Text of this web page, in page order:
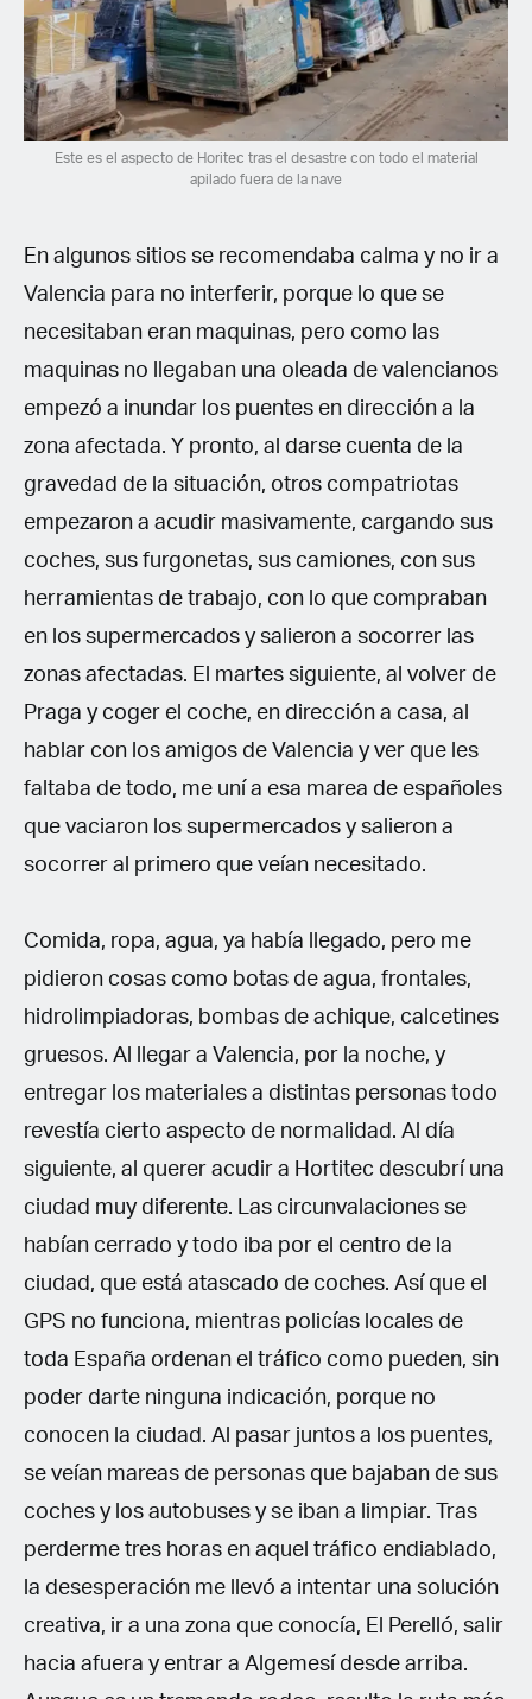
Este es el aspecto de Horitec tras el desastre con todo el material
apilado fuera de la nave
En algunos sitios se recomendaba calma y no ir a
Valencia para no interferir, porque lo que se
necesitaban eran maquinas, pero como las
maquinas no llegaban una oleada de valencianos
empezó a inundar los puentes en dirección a la
zona afectada. Y pronto, al darse cuenta de la
gravedad de la situación, otros compatriotas
empezaron a acudir masivamente, cargando sus
coches, sus furgonetas, sus camiones, con sus
herramientas de trabajo, con lo que compraban
en los supermercados y salieron a socorrer las
zonas afectadas. El martes siguiente, al volver de
Praga y coger el coche, en dirección a casa, al
hablar con los amigos de Valencia y ver que les
faltaba de todo, me uní a esa marea de españoles
que vaciaron los supermercados y salieron a
socorrer al primero que veían necesitado.
Comida, ropa, agua, ya había llegado, pero me
pidieron cosas como botas de agua, frontales,
hidrolimpiadoras, bombas de achique, calcetines
gruesos. Al llegar a Valencia, por la noche, y
entregar los materiales a distintas personas todo
revestía cierto aspecto de normalidad. Al día
siguiente, al querer acudir a Hortitec descubrí una
ciudad muy diferente. Las circunvalaciones se
habían cerrado y todo iba por el centro de la
ciudad, que está atascado de coches. Así que el
GPS no funciona, mientras policías locales de
toda España ordenan el tráfico como pueden, sin
poder darte ninguna indicación, porque no
conocen la ciudad. Al pasar juntos a los puentes,
se veían mareas de personas que bajaban de sus
coches y los autobuses y se iban a limpiar. Tras
perderme tres horas en aquel tráfico endiablado,
la desesperación me llevó a intentar una solución
creativa, ir a una zona que conocía, El Perelló, salir
hacia afuera y entrar a Algemesí desde arriba.